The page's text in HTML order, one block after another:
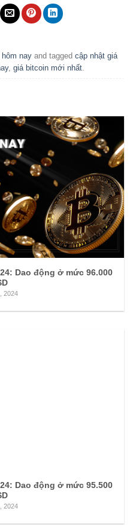
nay and tagged cập nhật giá
, giá bitcoin mới nhất
Dao động ở mức 96.000
2024
Dao động ở mức 95.500
2024